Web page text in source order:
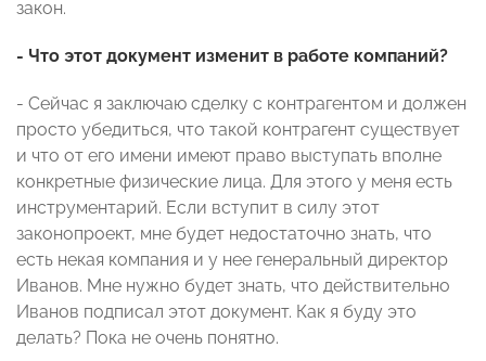
закон.
- Что этот документ изменит в работе компаний?
- Сейчас я заключаю сделку с контрагентом и должен
просто убедиться, что такой контрагент существует
и что от его имени имеют право выступать вполне
конкретные физические лица. Для этого у меня есть
инструментарий. Если вступит в силу этот
законопроект, мне будет недостаточно знать, что
есть некая компания и у нее генеральный директор
Иванов. Мне нужно будет знать, что действительно
Иванов подписал этот документ. Как я буду это
делать? Пока не очень понятно.